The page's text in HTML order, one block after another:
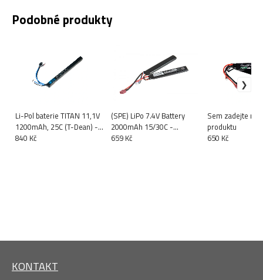
Podobné produkty
Li-Pol baterie TITAN 11,1V
1200mAh, 25C (T-Dean) -
Stick (AK)
840 Kč
(SPE) LiPo 7.4V Battery
2000mAh 15/30C -
Nunchuck - T-Connect
659 Kč
Sem zadejte
produktu
650 Kč
KONTAKT